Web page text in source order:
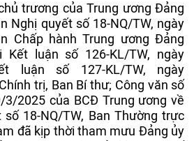
trương của Trung ương Đảng
Nghị quyết số 18-NQ/TW, ngày
Chấp hành Trung ương Đảng
Kết luận số 126-KL/TW, ngày
luận số 127-KL/TW, ngày
trị, Ban Bí thư; Công văn số
3/2025 của BCĐ Trung ương về
18-NQ/TW, Ban Thường trực
đã kịp thời tham mưu Đảng ủy